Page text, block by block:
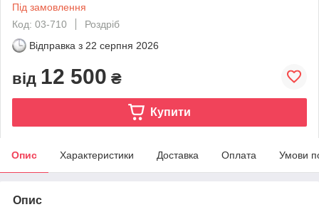
Під замовлення
Код: 03-710
Роздріб
Відправка з 22 серпня 2026
від 12 500 ₴
Купити
Опис Характеристики Доставка Оплата Умови
Опис